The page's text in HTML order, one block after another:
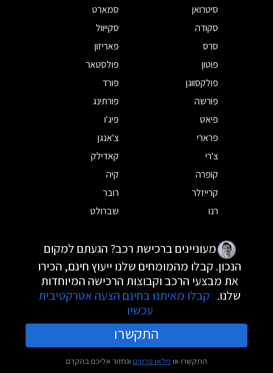
סיטרואן
סמארט
סקודה
סקייוול
סרס
פאריזון
פוטון
פולסטאר
פולקסווגן
פורד
פורשה
פורתינג
פיאט
פיג'ו
פרארי
צ'אנגן
צ'רי
קאדילק
קופרה
קיה
קרייזלר
רובר
רנו
שברולט
מעוניינים ברכישת רכב? הגעתם למקום
הנכון. קבלו מהמומחים שלנו ייעוץ חינם, הכירו
את מבצעי הרכב וקבוצות הרכישה המיוחדות
שלנו. קבלו מאיתנו בחינם הצעה אטרקטיבית
עכשיו
התקשרו
התקשרו או מלאו פרטים ונחזור אליכם בהקדם